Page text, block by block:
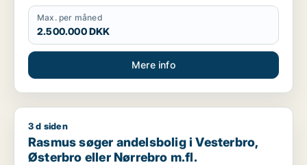
Max. per måned
2.500.000 DKK
Mere info
Rasmus søger andelsbolig i Vesterbro, Østerbro eller
3 d siden
Rasmus søger andelsbolig i Vesterbro,
Østerbro eller Nørrebro m.fl.